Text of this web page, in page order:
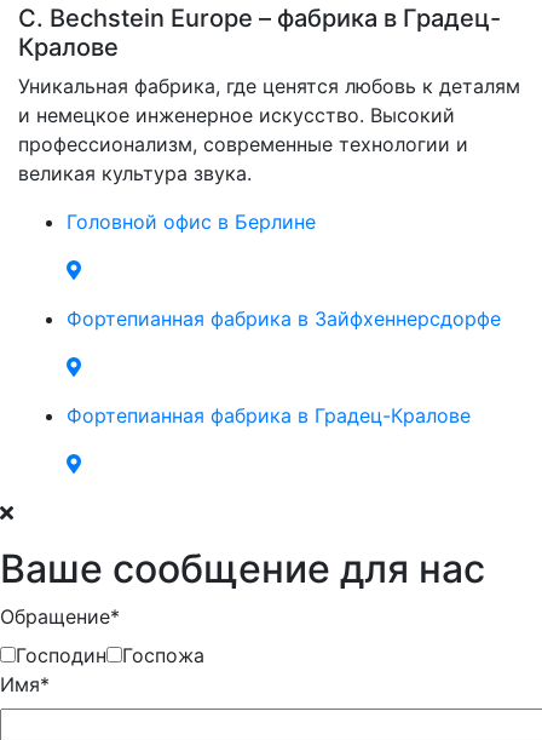
C. Bechstein Europe – фабрика в Градец-
Кралове
Уникальная фабрика, где ценятся любовь к деталям
и немецкое инженерное искусство. Высокий
профессионализм, современные технологии и
великая культура звука.
Головной офис в Берлине
Фортепианная фабрика в Зайфхеннерсдорфе
Фортепианная фабрика в Градец-Кралове
Ваше сообщение для нас
Обращение*
Господин
Госпожа
Имя*